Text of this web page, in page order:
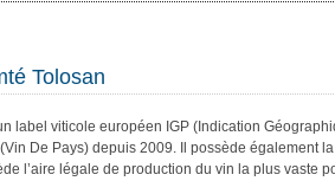
Tolosan
label viticole européen IGP (Indication
De Pays) depuis 2009. Il possède également
l’aire légale de production du vin la plus vaste